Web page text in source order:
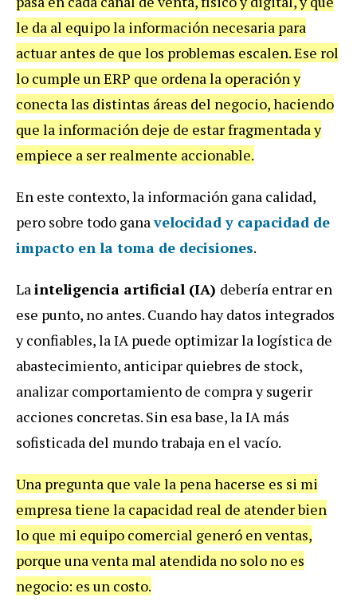
le da al equipo la información necesaria para
actuar antes de que los problemas escalen. Ese rol
lo cumple un ERP que ordena la operación y
conecta las distintas áreas del negocio, haciendo
que la información deje de estar fragmentada y
empiece a ser realmente accionable.
En este contexto, la información gana calidad,
pero sobre todo ganavelocidad y capacidad de
impacto en la toma de decisiones.
Lainteligencia artificial (IA) debería entrar en
ese punto, no antes. Cuando hay datos integrados
y confiables, la IA puede optimizar la logística de
abastecimiento, anticipar quiebres de stock,
analizar comportamiento de compra y sugerir
acciones concretas. Sin esa base, la IA más
sofisticada del mundo trabaja en el vacío.
Una pregunta que vale la pena hacerse es si mi
empresa tiene la capacidad real de atender bien
lo que mi equipo comercial generó en ventas,
porque una venta mal atendida no solo no es
negocio: es un costo.